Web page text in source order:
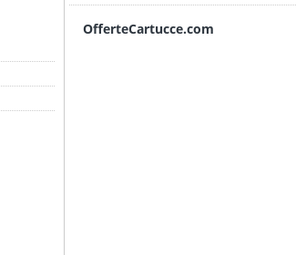
OfferteCartucce.com